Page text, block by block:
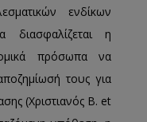
ενδίκων
η
πρόσωπα να
τους για
(Χριστιανός Β. et